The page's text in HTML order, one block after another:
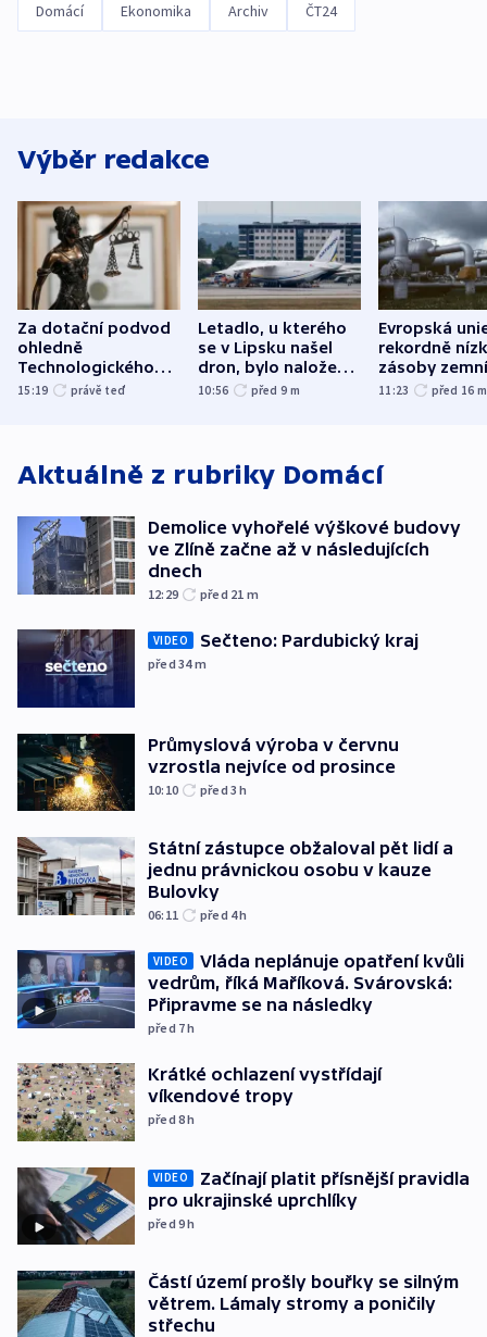
Domácí Ekonomika Archiv ČT24
Výběr redakce
Za dotační podvod
ohledně
Technologického
parku poslal soud
15:19 právě teď
Letadlo, u kterého
se v Lipsku našel
dron, bylo naložené
municí, píší média
10:56 před 9 m
Evropská
rekordně
zásoby
plynu
11:23 před 16 m
Aktuálně z rubriky Domácí
Demolice vyhořelé výškové budovy
ve Zlíně začne až v následujících
dnech
12:29 před 21 m
VIDEO Sečteno: Pardubický kraj
před 34m
Průmyslová výroba v červnu
vzrostla nejvíce od prosince
10:10 před 3h
Státní zástupce obžaloval pět lidí a
jednu právnickou osobu v kauze
Bulovky
06:11 před 4h
VIDEO
Vláda neplánuje opatření kvůli
vedrům, říká Maříková. Svárovská:
Připravme se na následky
před 7h
Krátké ochlazení vystřídají
víkendové tropy
před 8h
VIDEO
Začínají platit přísnější pravidla
pro ukrajinské uprchlíky
před 9h
Částí území prošly bouřky se silným
větrem. Lámaly stromy a poničily
střechu